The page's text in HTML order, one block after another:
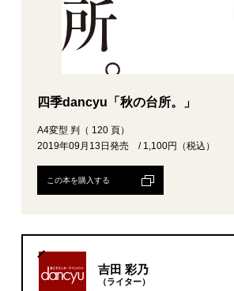
四季dancyu「秋の台所。」
A4変型 判（ 120 頁）
2019年09月13日発売 / 1,100円（税込）
この本を購入する
吉田 彩乃
（ライター）